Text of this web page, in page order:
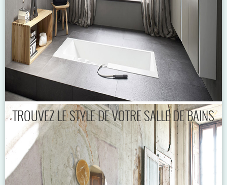
TROUVEZ LE STYLE DE VOTRE SALLE DE BAINS